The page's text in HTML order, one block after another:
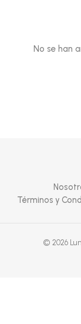
No se han
Términos y
© 2026